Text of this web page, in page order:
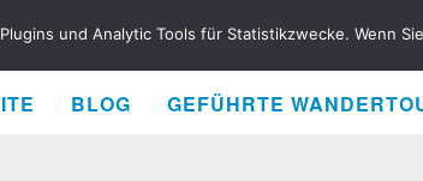
BLOG GEFÜHRTE
und Analytic Tools für Statistikzwecke. Wenn